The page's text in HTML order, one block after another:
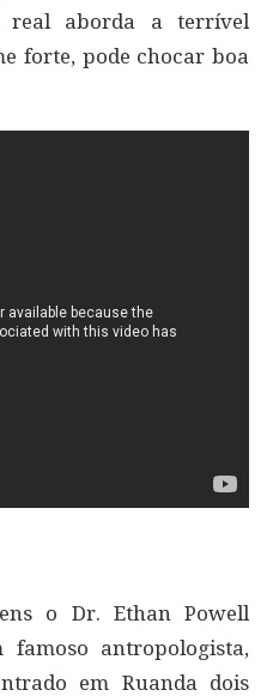
real aborda a terrível
forte, pode chocar boa
o Dr. Ethan Powell
antropologista,
em Ruanda dois